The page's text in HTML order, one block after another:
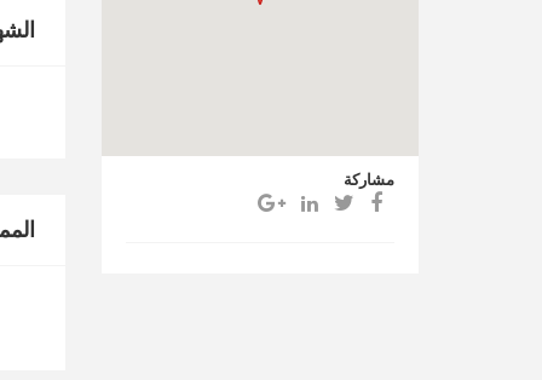
مشاركة